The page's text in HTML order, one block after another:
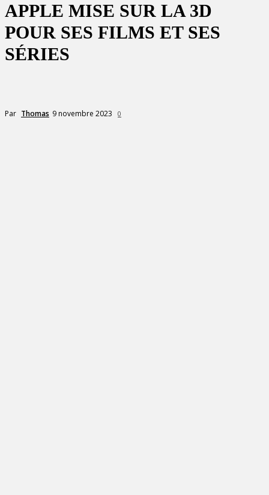
APPLE MISE SUR LA 3D
POUR SES FILMS ET SES
SÉRIES
Par Thomas 9 novembre 2023 0